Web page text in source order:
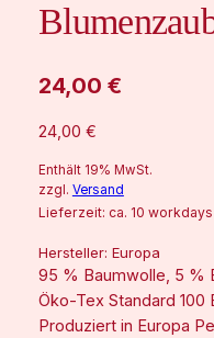
24,00 €
24,00 €
Enthält 19% MwSt.
zzgl. Versand
Lieferzeit: ca. 10 workdays
Hersteller: Europa
95 % Baumwolle, 5 %
Öko-Tex Standard
Produziert in Europa